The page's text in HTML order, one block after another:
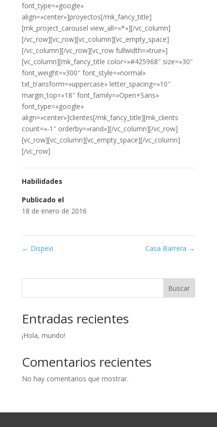
font_type=»google»
align=»center»]proyectos[/mk_fancy_title]
[mk_project_carousel view_all=»*»][/vc_column]
[/vc_row][vc_row][vc_column][vc_empty_space]
[/vc_column][/vc_row][vc_row fullwidth=»true»]
[vc_column][mk_fancy_title color=»#425968″ size=»30″
font_weight=»300″ font_style=»normal»
txt_transform=»uppercase» letter_spacing=»10″
margin_top=»18″ font_family=»Open+Sans»
font_type=»google»
align=»center»]clientes[/mk_fancy_title][mk_clients
count=»-1″ orderby=»rand»][/vc_column][/vc_row]
[vc_row][vc_column][vc_empty_space][/vc_column]
[/vc_row]
Habilidades
Publicado el
18 de enero de 2016
← Dispevi Casa Barrera →
Buscar
Entradas recientes
¡Hola, mundo!
Comentarios recientes
No hay comentarios que mostrar.